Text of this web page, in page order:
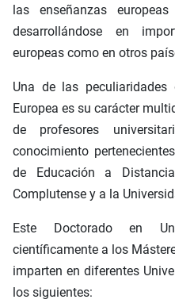
las enseñanzas
desarrollándose en
europeas como en otros
Una de las
Europea es su carácter
de profesores
conocimiento
de Educación a
Complutense y a la
Este Doctorado en
científicamente a los
imparten en diferentes
los siguientes: